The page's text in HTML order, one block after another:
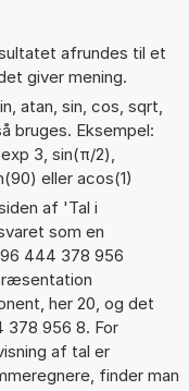
afrundes til et
giver mening.
atan, sin, cos, sqrt,
bruges. Eksempel:
3, sin(π/2),
eller acos(1)
af 'Tal i
som en
444 378 956
her 20, og det
378 956 8. For
af tal er
finder man